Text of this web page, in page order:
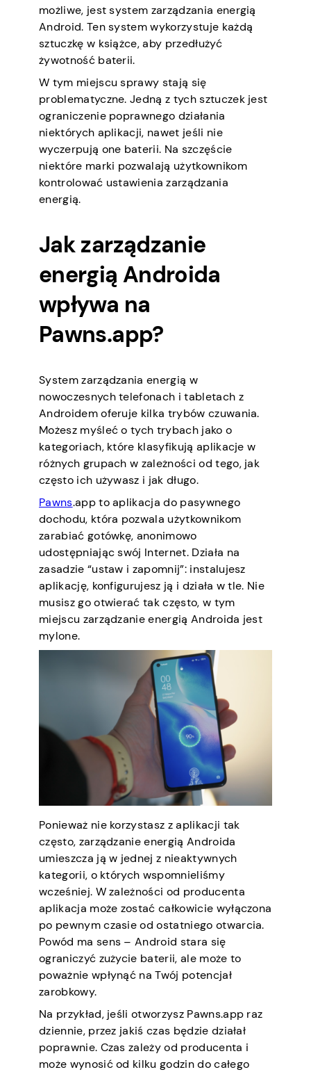
możliwe, jest system zarządzania energią
Android. Ten system wykorzystuje każdą
sztuczkę w książce, aby przedłużyć
żywotność baterii.
W tym miejscu sprawy stają się
problematyczne. Jedną z tych sztuczek jest
ograniczenie poprawnego działania
niektórych aplikacji, nawet jeśli nie
wyczerpują one baterii. Na szczęście
niektóre marki pozwalają użytkownikom
kontrolować ustawienia zarządzania
energią.
Jak zarządzanie
energią Androida
wpływa na
Pawns.app?
System zarządzania energią w
nowoczesnych telefonach i tabletach z
Androidem oferuje kilka trybów czuwania.
Możesz myśleć o tych trybach jako o
kategoriach, które klasyfikują aplikacje w
różnych grupach w zależności od tego, jak
często ich używasz i jak długo.
Pawns.app to aplikacja do pasywnego
dochodu, która pozwala użytkownikom
zarabiać gotówkę, anonimowo
udostępniając swój Internet. Działa na
zasadzie “ustaw i zapomnij”: instalujesz
aplikację, konfigurujesz ją i działa w tle. Nie
musisz go otwierać tak często, w tym
miejscu zarządzanie energią Androida jest
mylone.
Ponieważ nie korzystasz z aplikacji tak
często, zarządzanie energią Androida
umieszcza ją w jednej z nieaktywnych
kategorii, o których wspomnieliśmy
wcześniej. W zależności od producenta
aplikacja może zostać całkowicie wyłączona
po pewnym czasie od ostatniego otwarcia.
Powód ma sens – Android stara się
ograniczyć zużycie baterii, ale może to
poważnie wpłynąć na Twój potencjał
zarobkowy.
Na przykład, jeśli otworzysz Pawns.app raz
dziennie, przez jakiś czas będzie działał
poprawnie. Czas zależy od producenta i
może wynosić od kilku godzin do całego